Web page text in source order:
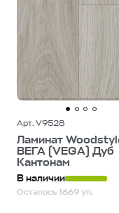
Арт. V9528
Ламинат
ВЕГА (VEGA) Дуб
Кантонам
В наличии
Осталось 1669 уп.